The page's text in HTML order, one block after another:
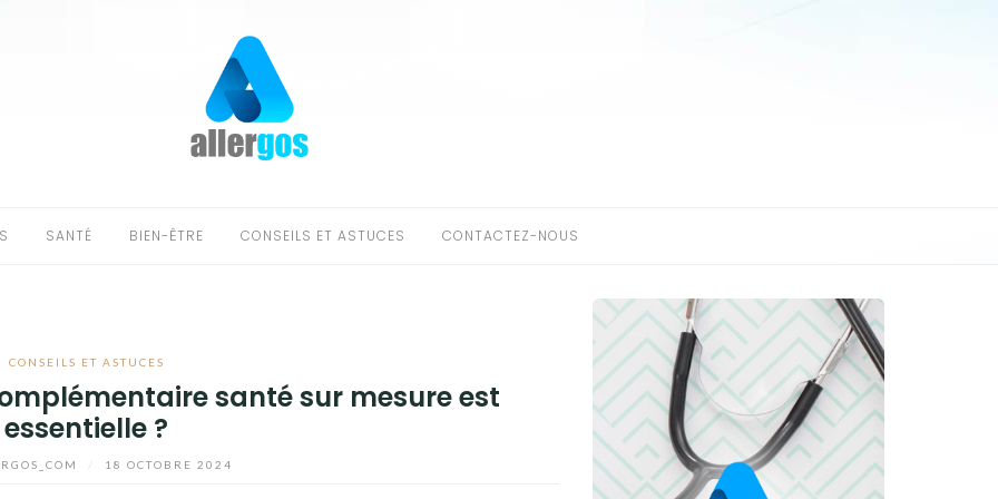
SANTÉ BIEN-ÊTRE CONSEILS ET ASTUCES CONTACTEZ-NOUS
CONSEILS ET ASTUCES
santé sur mesure est
essentielle ?
18 OCTOBRE 2024